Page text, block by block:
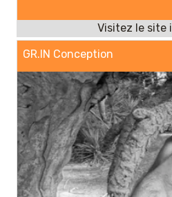
GR.IN Conception